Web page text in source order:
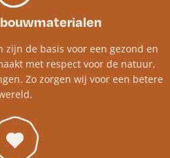
de basis voor een gezond en
met respect voor de natuur,
Zo zorgen wij voor een betere